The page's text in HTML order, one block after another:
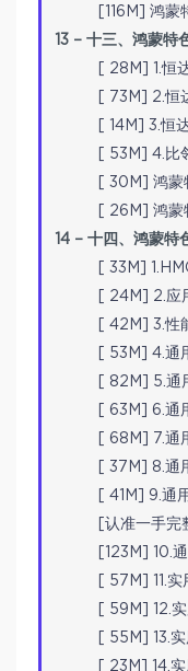
[116M] 鸿
13 – 十三、鸿蒙特
[ 28M] 1.恒
[ 73M] 2.恒
[ 14M] 3.恒
[ 53M] 4.比
[ 30M] 鸿蒙
[ 26M] 鸿蒙
14 – 十四、鸿蒙
[ 33M]
[ 24M] 2.应
[ 42M] 3.性
[ 53M] 4.通
[ 82M] 5.通
[ 63M] 6.通
[ 68M] 7.通
[ 37M] 8.通
[ 41M] 9.通
[认准一手
[123M] 10.
[ 57M] 11.
[ 59M] 12.
[ 55M] 13.
[ 23M] 14.